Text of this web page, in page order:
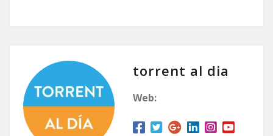
torrent al dia
Web: